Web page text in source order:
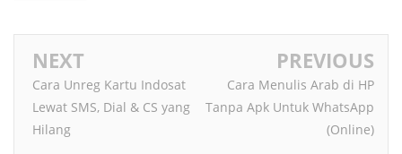
NEXT
Cara Unreg Kartu Indosat
Lewat SMS, Dial & CS yang
Hilang
PREVIOUS
Cara Menulis Arab di HP
Tanpa Apk Untuk WhatsApp
(Online)